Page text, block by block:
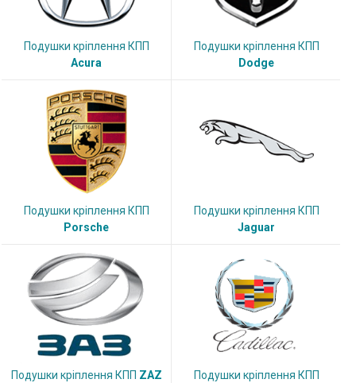
Подушки кріплення КПП
Acura
Подушки кріплення КПП
Dodge
Подушки кріплення КПП
Porsche
Подушки кріплення КПП
Jaguar
Подушки кріплення КПП ZAZ
Подушки кріплення КПП